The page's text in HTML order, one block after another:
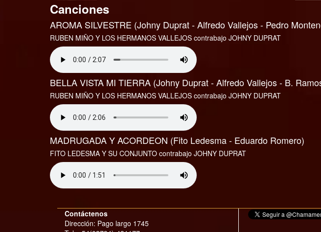
Canciones
AROMA SILVESTRE (Johny Duprat - Alfredo Vallejos - Pedro
RUBEN MIÑO Y LOS HERMANOS VALLEJOS contrabajo JOHNY DUPRAT
BELLA VISTA MI TIERRA (Johny Duprat - Alfredo Vallejos - B.
RUBEN MIÑO Y LOS HERMANOS VALLEJOS contrabajo JOHNY DUPRAT
MADRUGADA Y ACORDEON (Fito Ledesma - Eduardo Romero)
FITO LEDESMA Y SU CONJUNTO contrabajo JOHNY DUPRAT
Contáctenos
Dirección: Pago largo 1745